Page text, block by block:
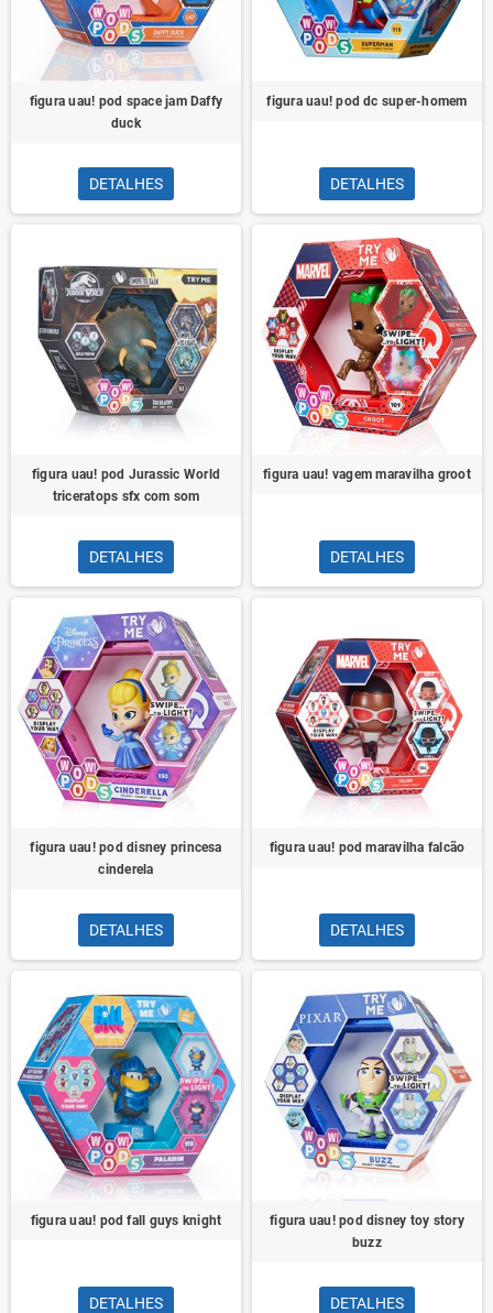
figura uau! pod space jam Daffy
duck
DETALHES
figura uau! pod dc super-homem
DETALHES
figura uau! pod Jurassic World
triceratops sfx com som
DETALHES
figura uau! vagem maravilha groot
DETALHES
figura uau! pod disney princesa
cinderela
DETALHES
figura uau! pod maravilha falcão
DETALHES
figura uau! pod fall guys knight
DETALHES
figura uau! pod disney toy story
buzz
DETALHES